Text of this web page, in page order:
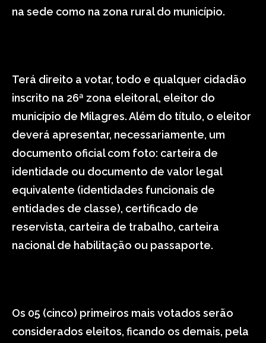
na sede como na zona rural do município.
Terá direito a votar, todo e qualquer cidadão
inscrito na 26ª zona eleitoral, eleitor do
município de Milagres. Além do título, o eleitor
deverá apresentar, necessariamente, um
documento oficial com foto: carteira de
identidade ou documento de valor legal
equivalente (identidades funcionais de
entidades de classe), certificado de
reservista, carteira de trabalho, carteira
nacional de habilitação ou passaporte.
Os 05 (cinco) primeiros mais votados serão
considerados eleitos, ficando os demais, pela